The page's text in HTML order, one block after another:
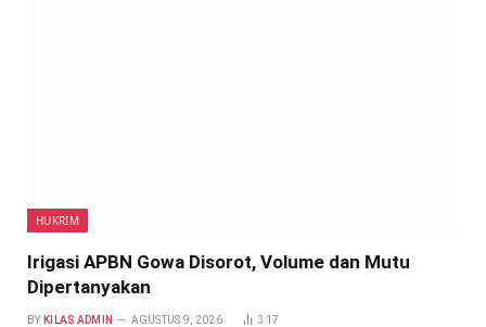
HUKRIM
Irigasi APBN Gowa Disorot, Volume dan Mutu
Dipertanyakan
BY KILAS ADMIN AGUSTUS 9, 2026 317